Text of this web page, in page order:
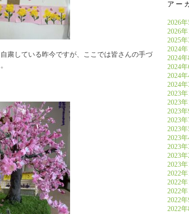
粛している昨今ですが、ここでは皆さんの手づ
アー
2026年
2026年
2025年
2024年
2024年
2024年
2024年
2024年
2023年
2023年
2023年
2023年
2023年
2023年
2023年
2023年
2023年
2022年
2022年
2022年
2022年
2022年